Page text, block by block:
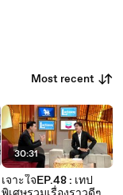
Most recent
30:31
เจาะใจEP.48 : เทป